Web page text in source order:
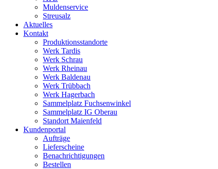
Muldenservice
Streusalz
Aktuelles
Kontakt
Produktionsstandorte
Werk Tardis
Werk Schrau
Werk Rheinau
Werk Baldenau
Werk Trübbach
Werk Hagerbach
Sammelplatz Fuchsenwinkel
Sammelplatz IG Oberau
Standort Maienfeld
Kundenportal
Aufträge
Lieferscheine
Benachrichtigungen
Bestellen